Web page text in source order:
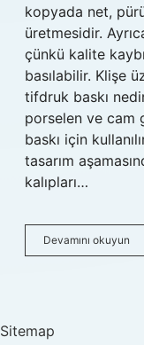
kopyada net,
üretmesidir.
çünkü kalite
basılabilir. Klişe
tifdruk baskı
porselen ve cam
baskı için
tasarım
kalıpları…
Devamını okuyun
Sitemap